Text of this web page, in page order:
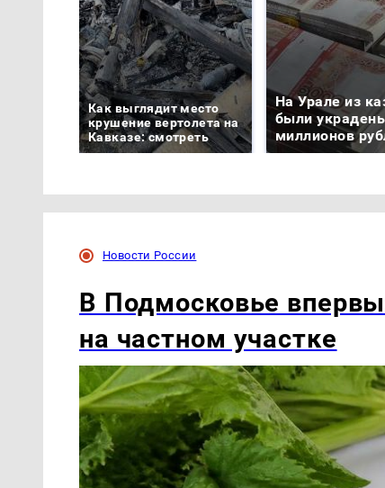
Как выглядит место
крушение вертолета на
Кавказе: смотреть
На Урале из
были
миллионов
Новости России
В Подмосковье
на частном участке